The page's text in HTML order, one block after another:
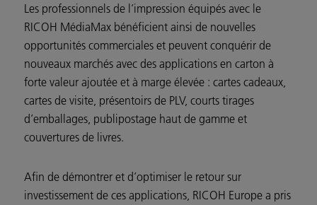
Les professionnels de l’impression équipés avec le
RICOH MédiaMax bénéficient ainsi de nouvelles
opportunités commerciales et peuvent conquérir de
nouveaux marchés avec des applications en carton à
forte valeur ajoutée et à marge élevée : cartes cadeaux,
cartes de visite, présentoirs de PLV, courts tirages
d’emballages, publipostage haut de gamme et
couvertures de livres.
Afin de démontrer et d’optimiser le retour sur
investissement de ces applications, RICOH Europe a pris